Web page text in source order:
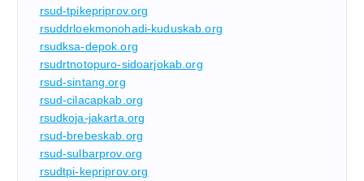
rsud-tpikepriprov.org
rsuddrloekmonohadi-kuduskab.org
rsudksa-depok.org
rsudrtnotopuro-sidoarjokab.org
rsud-sintang.org
rsud-cilacapkab.org
rsudkoja-jakarta.org
rsud-brebeskab.org
rsud-sulbarprov.org
rsudtpi-kepriprov.org